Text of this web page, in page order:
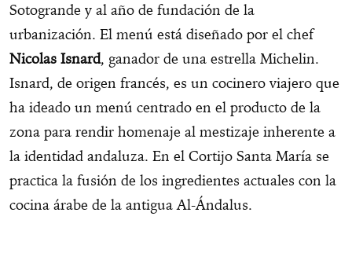
Sotogrande y al año de fundación de la
urbanización. El menú está diseñado por el chef
Nicolas Isnard, ganador de una estrella Michelin.
Isnard, de origen francés, es un cocinero viajero que
ha ideado un menú centrado en el producto de la
zona para rendir homenaje al mestizaje inherente a
la identidad andaluza. En el Cortijo Santa María se
practica la fusión de los ingredientes actuales con la
cocina árabe de la antigua Al-Ándalus.